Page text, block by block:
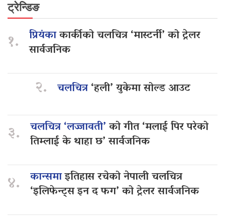
ट्रेन्डिङ
१. प्रियंकाकार्कीको चलचित्र ‘मास्टर्नी’ को ट्रेलर
सार्वजनिक
२. चलचित्र‘हली’ युकेमा सोल्ड आउट
३. चलचित्र ‘लज्जावती’को गीत ‘मलाई पिर परेको
तिम्लाई के थाहा छ’ सार्वजनिक
४. कान्समाइतिहास रचेको नेपाली चलचित्र
‘इलिफेन्ट्स इन द फग’ को ट्रेलर सार्वजनिक